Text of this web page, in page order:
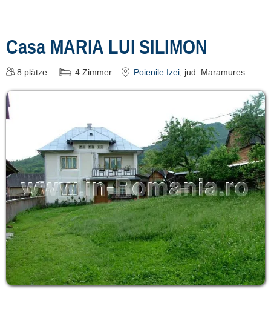
Casa MARIA LUI SILIMON
8 plätze 4 Zimmer Poienile Izei, jud. Maramures